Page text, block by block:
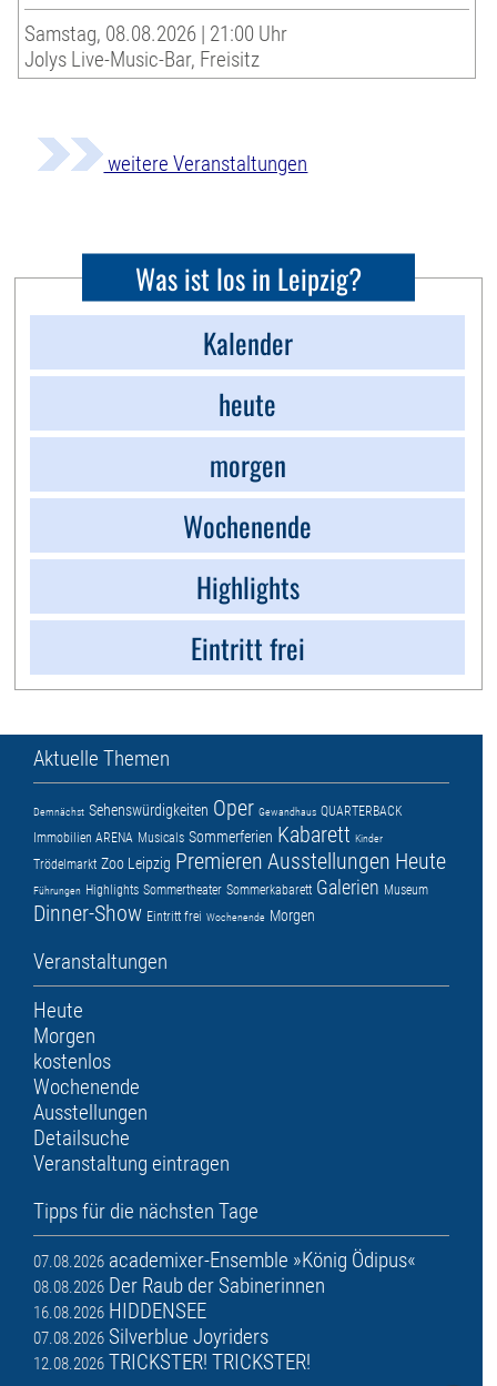
Samstag, 08.08.2026 | 21:00 Uhr
Jolys Live-Music-Bar, Freisitz
weitere Veranstaltungen
Was ist los in Leipzig?
Kalender
heute
morgen
Wochenende
Highlights
Eintritt frei
Aktuelle Themen
Demnächst Sehenswürdigkeiten Oper Gewandhaus QUARTERBACK
Immobilien ARENA Musicals Sommerferien Kabarett Kinder
Trödelmarkt Zoo Leipzig Premieren Ausstellungen Heute
Führungen Highlights Sommertheater Sommerkabarett Galerien Museum
Dinner-Show Eintritt frei Wochenende Morgen
Veranstaltungen
Heute
Morgen
kostenlos
Wochenende
Ausstellungen
Detailsuche
Veranstaltung eintragen
Tipps für die nächsten Tage
07.08.2026 academixer-Ensemble »König Ödipus«
08.08.2026 Der Raub der Sabinerinnen
16.08.2026 HIDDENSEE
07.08.2026 Silverblue Joyriders
12.08.2026 TRICKSTER! TRICKSTER!